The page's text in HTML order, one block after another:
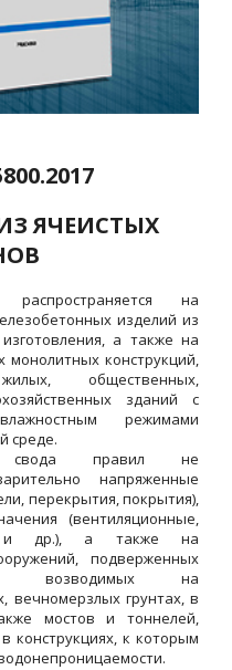
ЯЧЕИСТЫХ
на
изделий из
а также на
конструкций,
общественных,
зданий с
режимами
среде.
свода правил не
напряженные
перекрытия, покрытия),
(вентиляционные,
и др.), а также на
подверженных
возводимых на
вечномерзлых грунтах, в
мостов и тоннелей,
конструкциях, к которым